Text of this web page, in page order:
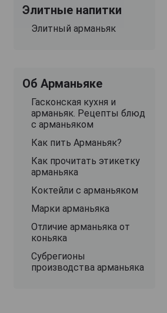
Элитные напитки
Элитный арманьяк
Об Арманьяке
Гасконская кухня и
арманьяк. Рецепты блюд
с арманьяком
Как пить Арманьяк?
Как прочитать этикетку
арманьяка
Коктейли с арманьяком
Марки арманьяка
Отличие арманьяка от
коньяка
Субрегионы
производства арманьяка